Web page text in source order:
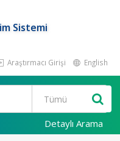
Sistemi
Araştırmacı Girişi English
Detaylı Arama